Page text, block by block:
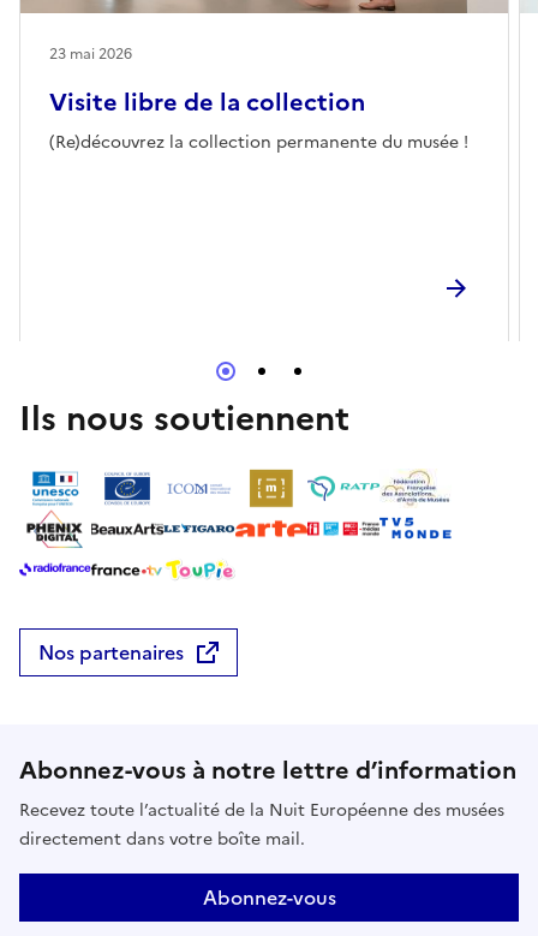
Visite libre de la collection
(Re)découvrez la collection permanente du musée !
23 mai 2026
Ils nous soutiennent
Nos partenaires
Abonnez-vous à notre lettre d’information
Recevez toute l’actualité de la Nuit Européenne des musées
directement dans votre boîte mail.
Abonnez-vous